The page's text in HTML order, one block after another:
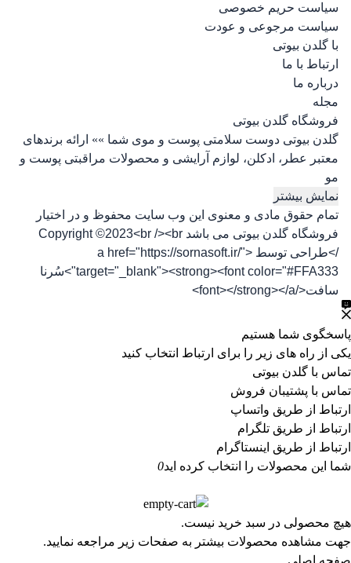
سیاست حریم خصوصی
سیاست مرجوعی و عودت
با گلدن بیوتی
ارتباط با ما
درباره ما
مجله
فروشگاه گلدن بیوتی
گلدن بیوتی دوست سلامتی پوست و موی شما »» ارائه برندهای
معتبر عطر، ادکلن، لوازم آرایشی و محصولات مراقبتی پوست و
مو
نمایش بیشتر
تمام حقوق مادی و معنوی این وب سایت محفوظ و در اختیار
فروشگاه گلدن بیوتی می باشد Copyright ©2023<br /><br
/>طراحی توسط <a href="https://sornasoft.ir/"
target="_blank"><strong><font color="#FFA333">سُرنا
سافت</font></strong></a>
پاسخگوی شما هستیم
یکی از راه های زیر را برای ارتباط انتخاب کنید
تماس با گلدن بیوتی
تماس با پشتیبان فروش
ارتباط از طریق واتساپ
ارتباط از طریق تلگرام
ارتباط از طریق اینستاگرام
شما این محصولات را انتخاب کرده اید0
هیچ محصولی در سبد خرید نیست.
جهت مشاهده محصولات بیشتر به صفحات زیر مراجعه نمایید.
صفحه اصلی